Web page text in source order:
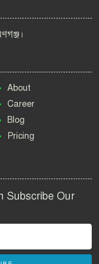
BIWTA Job Circular
নিয়ন্ত্রণ অধিদপ্তর
বিজ্ঞপ্তি ২০২৬ | DNC
2026
করতে কি কি লাগে
ই-পাসপোর্ট আবেদন ও
Job Circular 2026
নিয়োগ বিজ্ঞপ্তি
About
Career
Blog
Pricing
Subscribe Our